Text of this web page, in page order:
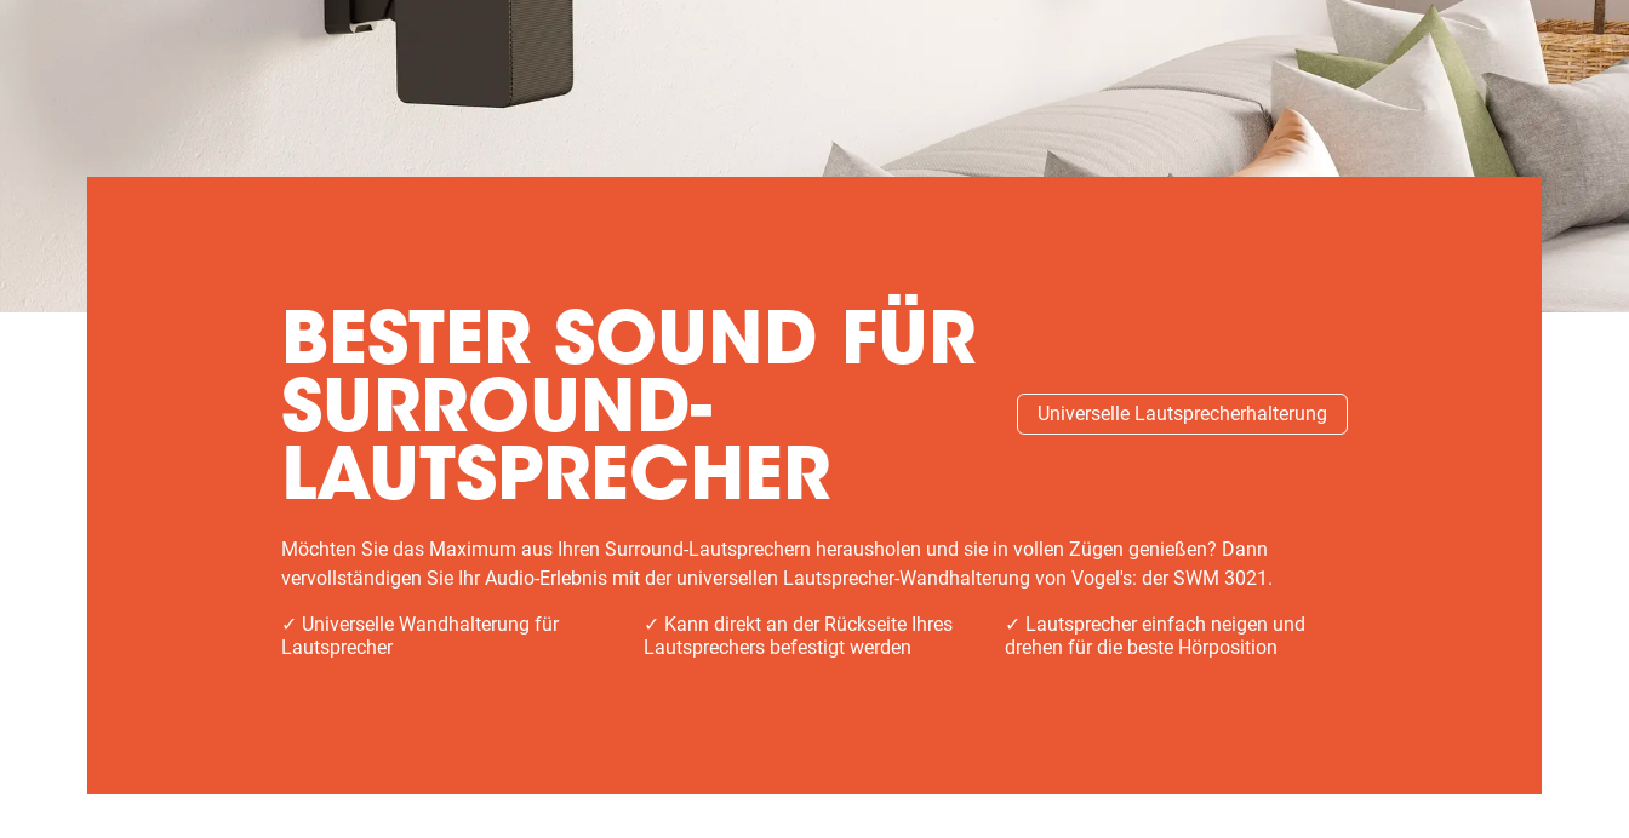
BESTER SOUND FÜR
SURROUND-
LAUTSPRECHER
Universelle Lautsprecherhalterung
Möchten Sie das Maximum aus Ihren Surround-Lautsprechern herausholen und sie in vollen Zügen genießen? Dann
vervollständigen Sie Ihr Audio-Erlebnis mit der universellen Lautsprecher-Wandhalterung von Vogel's: der SWM 3021.
✓ Universelle Wandhalterung für
Lautsprecher
✓ Kann direkt an der Rückseite Ihres
Lautsprechers befestigt werden
✓ Lautsprecher einfach neigen und
drehen für die beste Hörposition